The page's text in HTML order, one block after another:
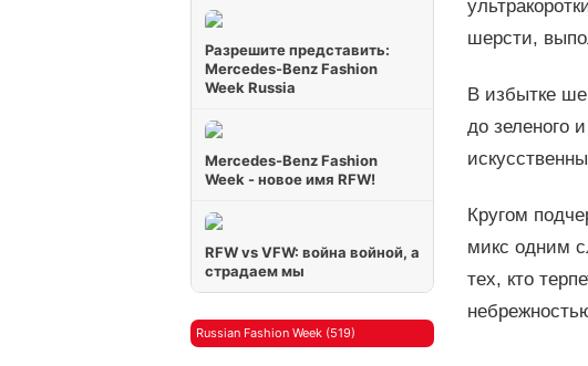
Разрешите представить:
Mercedes-Benz Fashion
Week Russia
Mercedes-Benz Fashion
Week - новое имя RFW!
RFW vs VFW: война войной, а
страдаем мы
Russian Fashion Week (519)
шерсти,
В избытке
до зеленого
Кругом
микс одним
тех, кто